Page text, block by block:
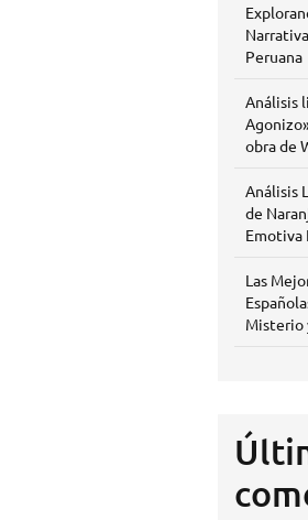
Peruana
Análisis
obra de
Análisis
de
Emotiva
Las
Misterio